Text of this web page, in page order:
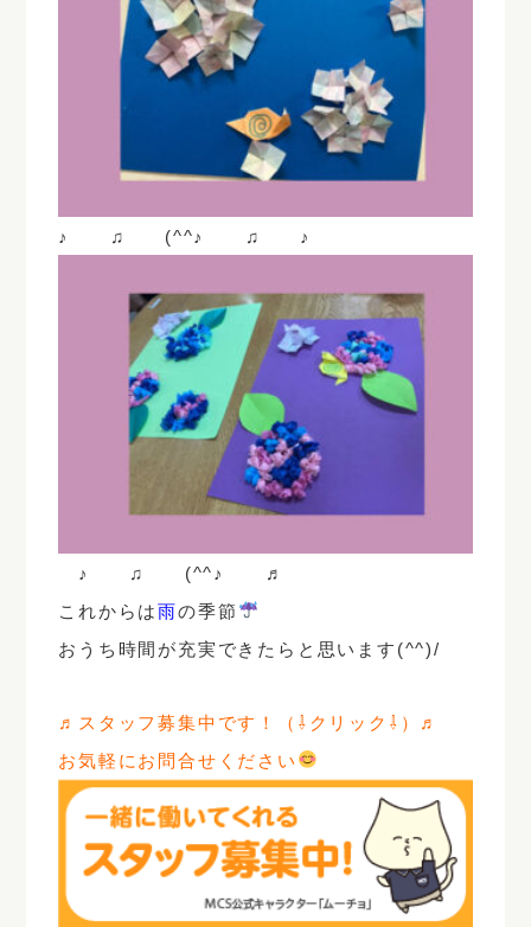
♪ ♫ (^^♪ ♫ ♪
♪ ♫ (^^♪ ♬
これからは雨の季節
おうち時間が充実できたらと思います(^^)/
♬スタッフ募集中です！（⇩クリック⇩）♬
お気軽にお問合せください